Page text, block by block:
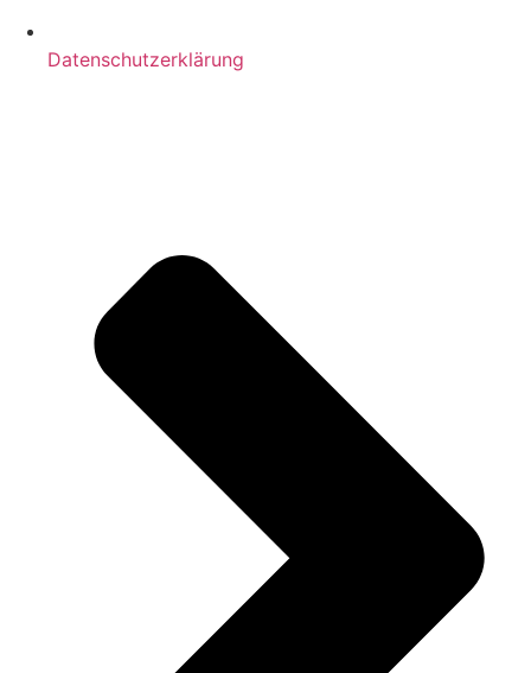
Datenschutzerklärung